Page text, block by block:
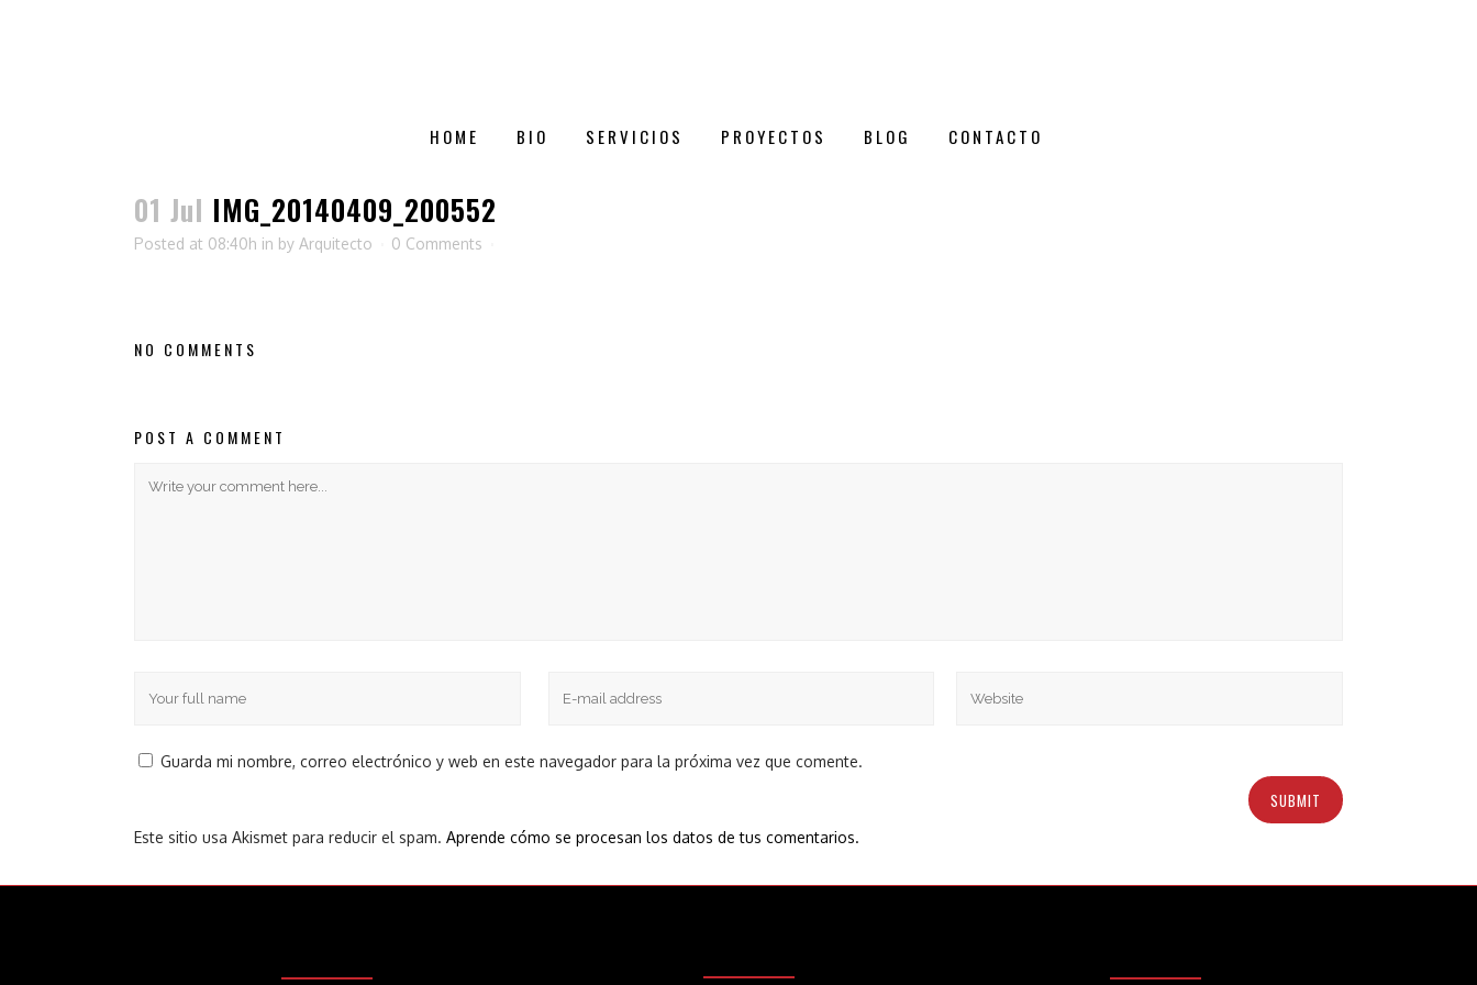
HOME BIO SERVICIOS PROYECTOS BLOG CONTACTO
01 Jul IMG_20140409_200552
Posted at 08:40h in by Arquitecto 0 Comments
NO COMMENTS
POST A COMMENT
Guarda mi nombre, correo electrónico y web en este navegador para la próxima vez que comente.
Este sitio usa Akismet para reducir el spam. Aprende cómo se procesan los datos de tus comentarios.